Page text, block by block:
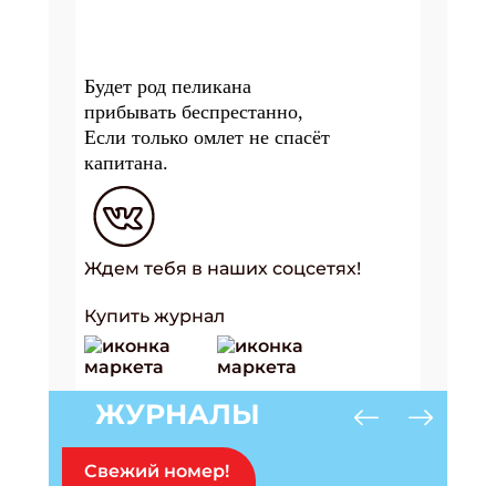
Будет род пеликана
прибывать беспрестанно,
Если только омлет не спасёт
капитана.
Ждем тебя в наших соцсетях!
Купить журнал
ЖУРНАЛЫ
Свежий номер!